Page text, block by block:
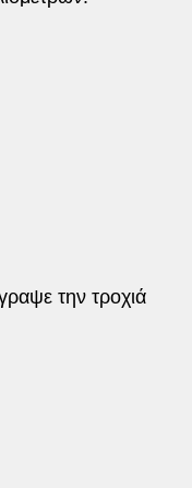
την τροχιά